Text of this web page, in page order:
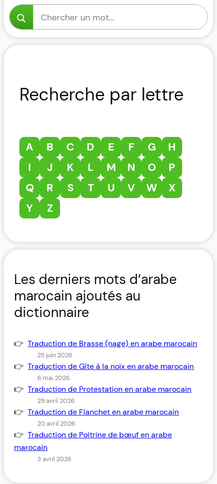
Recherche par lettre
A B C D E F G
H
I
J K L M N O
P
Q
R S T U V W
X
Y
Z
Les derniers mots d’arabe
marocain ajoutés au
dictionnaire
Traduction de Brasse (nage) en arabe marocain
25 juin 2026
Traduction de Gîte à la noix en arabe marocain
6 mai 2026
Traduction de Protestation en arabe marocain
29 avril 2026
Traduction de Flanchet en arabe marocain
20 avril 2026
Traduction de Poitrine de bœuf en arabe
marocain
3 avril 2026